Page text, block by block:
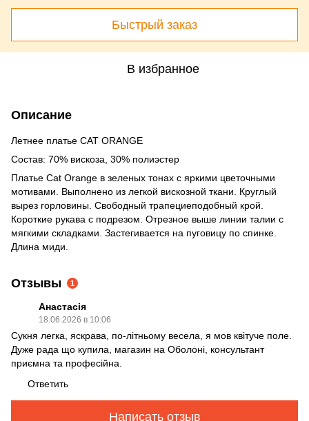
Быстрый заказ
В избранное
Описание
Летнее платье CAT ORANGE
Состав: 70% вискоза, 30% полиэстер
Платье Cat Orange в зеленых тонах с яркими цветочными
мотивами. Выполнено из легкой вискозной ткани. Круглый
вырез горловины. Свободный трапециеподобный крой.
Короткие рукава с подрезом. Отрезное выше линии талии с
мягкими складками. Застегивается на пуговицу по спинке.
Длина миди.
Отзывы 1
Анастасія
18.06.2026 в 10:06
Сукня легка, яскрава, по-літньому весела, я мов квітуче поле.
Дуже рада що купила, магазин на Оболоні, консультант
приємна та професійна.
Ответить
Написать отзыв